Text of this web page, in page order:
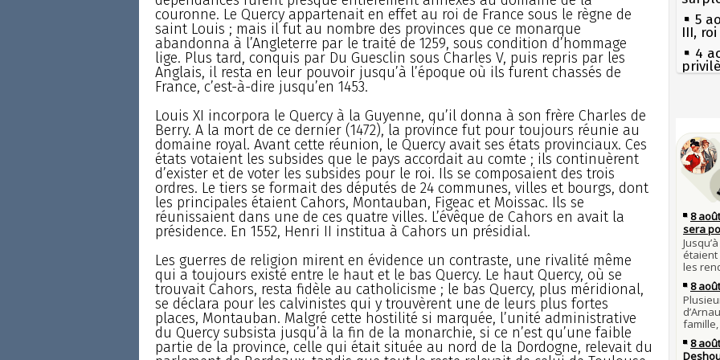
couronne. Le Quercy appartenait en effet au roi de France sous le règne de
saint Louis ; mais il fut au nombre des provinces que ce monarque
abandonna à l’Angleterre par le traité de 1259, sous condition d’hommage
lige. Plus tard, conquis par Du Guesclin sous Charles V, puis repris par les
Anglais, il resta en leur pouvoir jusqu’à l’époque où ils furent chassés de
France, c’est-à-dire jusqu’en 1453.
Louis XI incorpora le Quercy à la Guyenne, qu’il donna à son frère Charles de
Berry. A la mort de ce dernier (1472), la province fut pour toujours réunie au
domaine royal. Avant cette réunion, le Quercy avait ses états provinciaux. Ces
états votaient les subsides que le pays accordait au comte ; ils continuèrent
d’exister et de voter les subsides pour le roi. Ils se composaient des trois
ordres. Le tiers se formait des députés de 24 communes, villes et bourgs, dont
les principales étaient Cahors, Montauban, Figeac et Moissac. Ils se
réunissaient dans une de ces quatre villes. L’évêque de Cahors en avait la
présidence. En 1552, Henri II institua à Cahors un présidial.
Les guerres de religion mirent en évidence un contraste, une rivalité même
qui a toujours existé entre le haut et le bas Quercy. Le haut Quercy, où se
trouvait Cahors, resta fidèle au catholicisme ; le bas Quercy, plus méridional,
se déclara pour les calvinistes qui y trouvèrent une de leurs plus fortes
places, Montauban. Malgré cette hostilité si marquée, l’unité administrative
du Quercy subsista jusqu’à la fin de la monarchie, si ce n’est qu’une faible
partie de la province, celle qui était située au nord de la Dordogne, relevait du
5
III,
4
2
31
les
en
30
29
27
mort
son